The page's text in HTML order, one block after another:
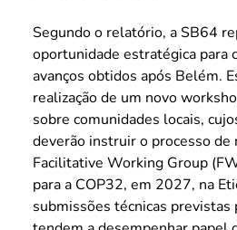
Segundo o relatório, a SB64
oportunidade estratégica para
avanços obtidos após Belém.
realização de um novo
sobre comunidades locais,
deverão instruir o processo de
Facilitative Working Group
para a COP32, em 2027, na
submissões técnicas previstas